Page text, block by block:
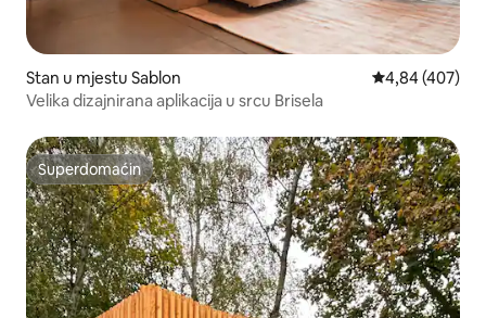
Stan u mjestu Sablon Prosječna
4,84 (407)
Velika dizajnirana aplikacija u srcu Brisela
Superdomaćin
Superdomaćin